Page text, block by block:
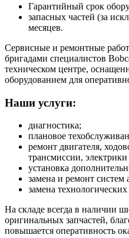
Гарантийный срок
запасных частей (за
месяцев.
Сервисные и ремонтные
бригадами специалистов
техническом центре,
оборудованием для
Наши услуги:
диагностика;
плановое
ремонт двигателя,
трансмиссии,
установка
замена и ремонт систем
замена
На складе всегда в наличии
оригинальных запчастей,
повышается оперативность